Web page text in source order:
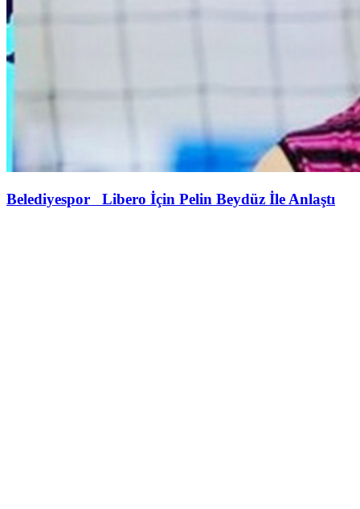
Belediyespor Libero İçin Pelin Beydüz İle Anlaştı